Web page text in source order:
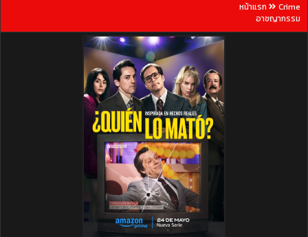
หน้าแรก
Crime
อาชญากรรม